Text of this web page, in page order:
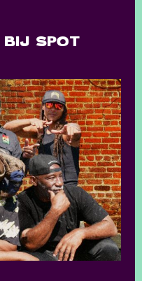
BIJ SPOT